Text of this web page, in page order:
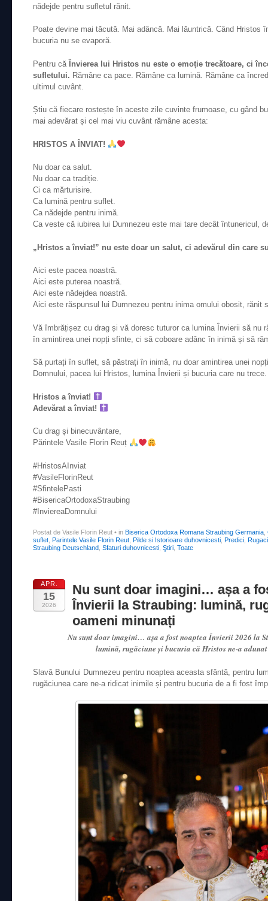
nădejde pentru sufletul rănit.
Poate devine mai tăcută. Mai adâncă. Mai lăuntrică. Când Hristos
bucuria nu se evaporă.
Pentru că Învierea lui Hristos nu este o emoție trecătoare, ci
sufletului. Rămâne ca pace. Rămâne ca lumină. Rămâne ca
ultimul cuvânt.
Știu că fiecare rostește în aceste zile cuvinte frumoase, cu gând
mai adevărat și cel mai viu cuvânt rămâne acesta:
HRISTOS A ÎNVIAT!
Nu doar ca salut.
Nu doar ca tradiție.
Ci ca mărturisire.
Ca lumină pentru suflet.
Ca nădejde pentru inimă.
Ca veste că iubirea lui Dumnezeu este mai tare decât întunericul,
„Hristos a înviat!” nu este doar un salut, ci adevărul din care
Aici este pacea noastră.
Aici este puterea noastră.
Aici este nădejdea noastră.
Aici este răspunsul lui Dumnezeu pentru inima omului obosit, rănit
Vă îmbrățișez cu drag și vă doresc tuturor ca lumina Învierii să nu
în amintirea unei nopți sfinte, ci să coboare adânc în inimă și să
Să purtați în suflet, să păstrați în inimă, nu doar amintirea unei
Domnului, pacea lui Hristos, lumina Învierii și bucuria care nu trece.
Hristos a înviat!
Adevărat a înviat!
Cu drag și binecuvântare,
Părintele Vasile Florin Reuț
#HristosAInviat
#VasileFlorinReut
#SfintelePasti
#BisericaOrtodoxaStraubing
#InviereaDomnului
Postat de Vasile Florin Reut • in Biserica Ortodoxa Romana Straubing Germania
suflet
Parintele Vasile Florin Reut Pilde si Istorioare duhovnicesti Predici
Straubing Deutschland Sfaturi duhovnicesti Ştiri Toate
APR.
15
2026
Nu sunt doar imagini… așa a
Învierii la Straubing: lumină,
oameni minunați
Nu sunt doar imagini… așa a fost noaptea Învierii 2026 la
lumină, rugăciune și bucuria că Hristos ne-a
Slavă Bunului Dumnezeu pentru noaptea aceasta sfântă, pentru
rugăciunea care ne-a ridicat inimile și pentru bucuria de a fi fost